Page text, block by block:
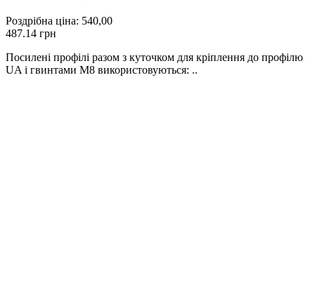
Роздрібна ціна: 540,00
487.14 грн
Посилені профілі разом з куточком для кріплення до профілю
UA і гвинтами М8 використовуються: ..